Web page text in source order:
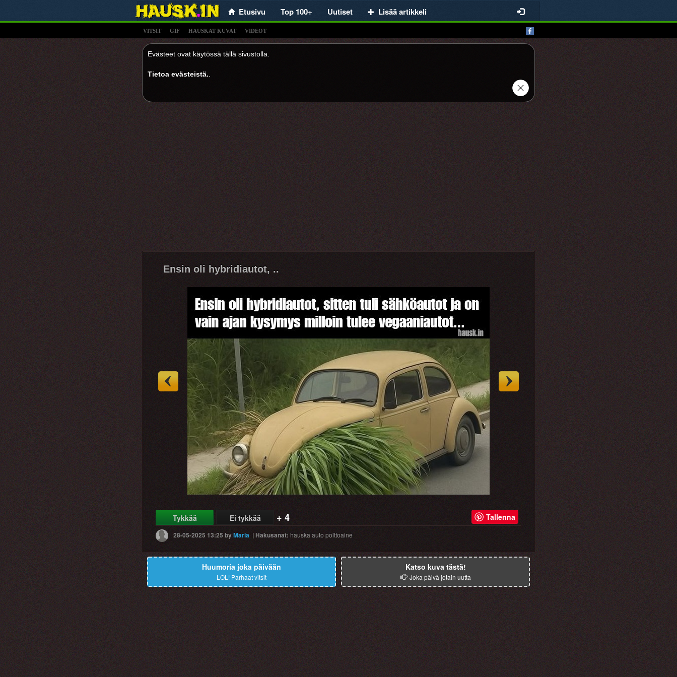
Etusivu Top 100+ Uutiset Lisää artikkeli
VITSIT GIF HAUSKAT KUVAT VIDEOT
Evästeet ovat käytössä tällä sivustolla.
Tietoa evästeistä.
Ensin oli hybridiautot, ..
Tykkää Ei tykkää + 4 Tallenna
28-05-2025 13:25 byMaria |Hakusanat: hauska auto polttoaine
Huumoria joka päivään
LOL! Parhaat vitsit
Katso kuva tästä!
Joka päivä jotain uutta